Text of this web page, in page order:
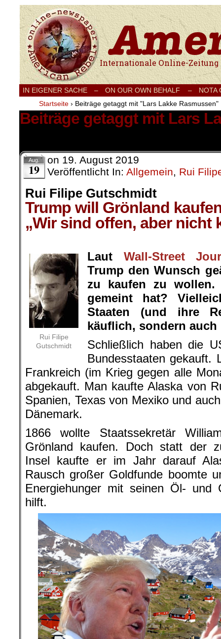
Internationale Onlinezeitung für Frieden,
IN EIGENER SACHE – ON OUR OWN BEHALF –
NOTA
Startseite › Beiträge getaggt mit "Lars Lakke Rasmussen"
Beiträge getaggt mit Lars
Aug.
19
on 19. August 2019
Veröffentlicht In: Allgemein, Rui
Rui Filipe Gutschmidt
Trump will Grönland
„Wir sind offen, aber nicht
Rui Filipe
Gutschmidt
Laut Wall-Street
Trump den Wunsch
zu kaufen zu
gemeint hat?
Staaten (und ihre
käuflich, sondern
Schließlich haben die
Bundesstaaten gekauft.
Frankreich (im Krieg gegen alle
abgekauft. Man kaufte Alaska von
Spanien, Texas von Mexiko und
Dänemark.
1866 wollte Staatssekretär
Grönland kaufen. Doch statt der
Insel kaufte er im Jahr darauf
Rausch großer Goldfunde boomte
Energiehunger mit seinen Öl- und
hilft.